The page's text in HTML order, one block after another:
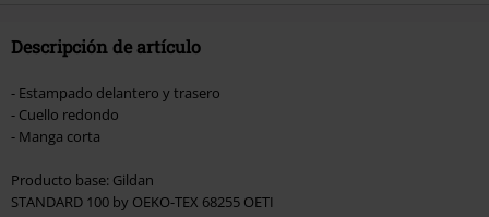
Descripción de artículo
- Estampado delantero y trasero
- Cuello redondo
- Manga corta
Producto base: Gildan
STANDARD 100 by OEKO-TEX 68255 OETI